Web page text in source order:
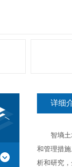
详细
智墒土壤
和管理措
析和研究